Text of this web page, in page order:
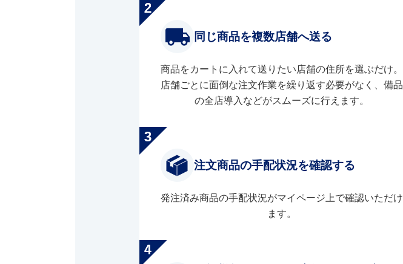
同じ商品を複数店舗へ送る
商品をカートに入れて送りたい店舗の住所を選ぶだけ。
店舗ごとに面倒な注文作業を繰り返す必要がなく、備品
の全店導入などがスムーズに行えます。
注文商品の手配状況を確認する
発注済み商品の手配状況がマイページ上で確認いただけ
ます。